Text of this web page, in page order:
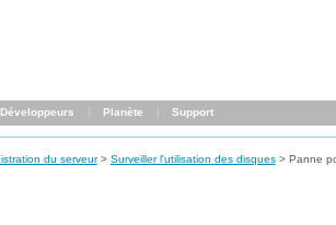
Développeurs Planète Support
du serveur> Surveiller l'utilisation des disques> Panne